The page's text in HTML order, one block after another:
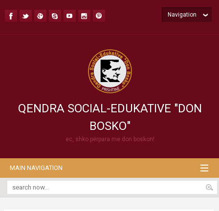
QENDRA SOCIAL-EDUKATIVE "DON
BOSKO"
ec, shko përpara me don boskon!
Navigation
MAIN NAVIGATION